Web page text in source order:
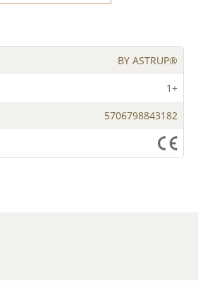
BY ASTRUP®
1+
5706798843182